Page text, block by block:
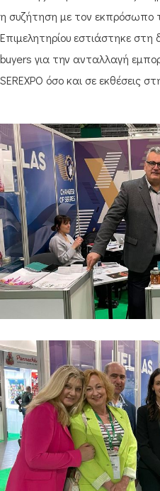
η συζήτηση με τον εκπρόσωπο
Επιμελητηρίου εστιάστηκε
buyers για την ανταλλαγή
SEREXPO όσο και σε εκθέσεις